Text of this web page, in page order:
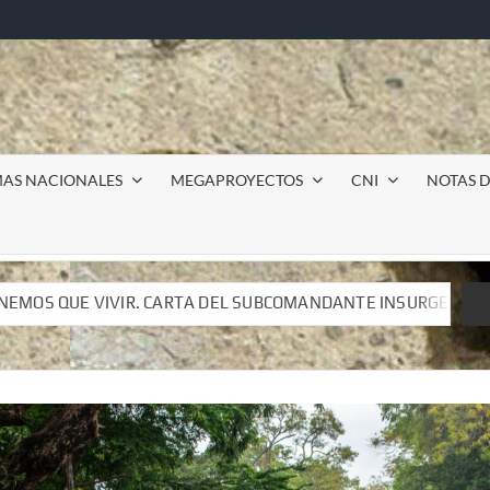
NACIONALES MEGAPROYECTOS CNI NOTAS
INSURGENTE MOISÉS A LUIS DE TAVIRA
INSURGENTE MOISÉS A LUIS DE TAVIRA